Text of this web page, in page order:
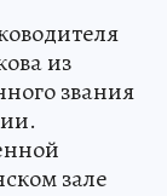
из
звания
зале